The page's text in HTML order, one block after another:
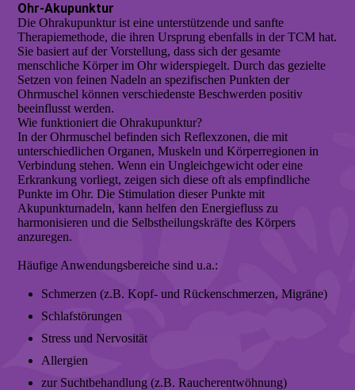
Ohr-Akupunktur
Die Ohrakupunktur ist eine unterstützende und sanfte
Therapiemethode, die ihren Ursprung ebenfalls in der TCM hat.
Sie basiert auf der Vorstellung, dass sich der gesamte
menschliche Körper im Ohr widerspiegelt. Durch das gezielte
Setzen von feinen Nadeln an spezifischen Punkten der
Ohrmuschel können verschiedenste Beschwerden positiv
beeinflusst werden.
Wie funktioniert die Ohrakupunktur?
In der Ohrmuschel befinden sich Reflexzonen, die mit
unterschiedlichen Organen, Muskeln und Körperregionen in
Verbindung stehen. Wenn ein Ungleichgewicht oder eine
Erkrankung vorliegt, zeigen sich diese oft als empfindliche
Punkte im Ohr. Die Stimulation dieser Punkte mit
Akupunkturnadeln, kann helfen den Energiefluss zu
harmonisieren und die Selbstheilungskräfte des Körpers
anzuregen.
Häufige Anwendungsbereiche sind u.a.:
Schmerzen (z.B. Kopf- und Rückenschmerzen, Migräne)
Schlafstörungen
Stress und Nervosität
Allergien
zur Suchtbehandlung (z.B. Raucherentwöhnung)